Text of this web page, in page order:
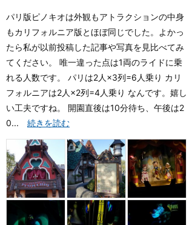
パリ版ピノキオは外観もアトラクションの中身
もカリフォルニア版とほぼ同じでした。よかっ
たら私が以前投稿した記事や写真を見比べてみ
てください。 唯一違った点は1両のライドに乗
れる人数です。 パリは2人×3列=6人乗り カリ
フォルニアは2人×2列=4人乗り なんです。嬉し
い工夫ですね。 開園直後は10分待ち、午後は2
0... 続きを読む